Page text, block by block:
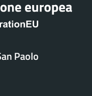
Paolo